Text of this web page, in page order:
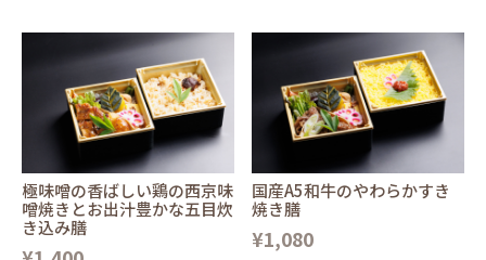
極味噌の香ばしい鶏の西京味
噌焼きとお出汁豊かな五目炊
き込み膳
国産A5和牛のやわらかすき
焼き膳
¥1,080